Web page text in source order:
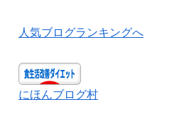
人気ブログランキングへ
にほんブログ村